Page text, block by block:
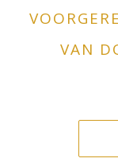
VAN